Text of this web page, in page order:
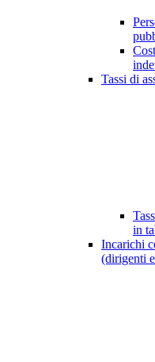
Tassi di
in
Incarichi
(dirigenti